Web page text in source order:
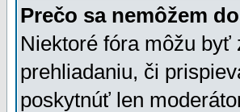
Prečo sa nemôžem
Niektoré fóra môžu
prehliadaniu, či
poskytnúť len